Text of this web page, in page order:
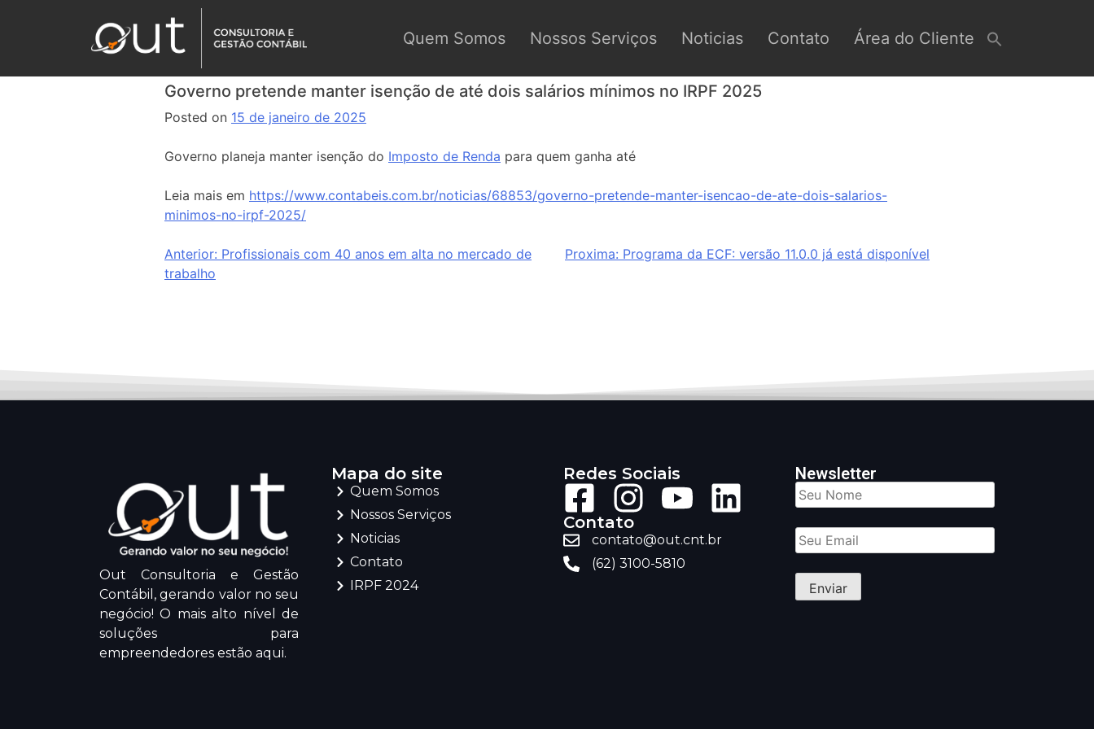
Quem Somos Nossos Serviços Noticias Contato Área do Cliente
Governo pretende manter isenção de até dois salários mínimos no IRPF 2025
Posted on 15 de janeiro de 2025
Governo planeja manter isenção do Imposto de Renda para quem ganha até
Leia mais em https://www.contabeis.com.br/noticias/68853/governo-pretende-manter-isencao-de-ate-dois-salarios-
minimos-no-irpf-2025/
Anterior: Profissionais com 40 anos em alta no mercado de
trabalho
Proxima: Programa da ECF: versão 11.0.0 já está disponível
Out Consultoria e Gestão
Contábil, gerando valor no seu
negócio! O mais alto nível de
soluções para
empreendedores estão aqui.
Mapa do site
Quem Somos
Nossos Serviços
Noticias
Contato
IRPF 2024
Redes Sociais
Contato
contato@out.cnt.br
(62) 3100-5810
Newsletter